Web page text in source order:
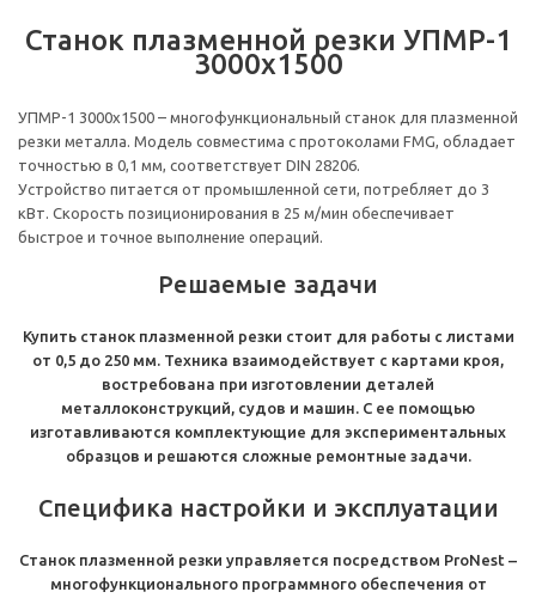
Станок плазменной резки УПМР-1
3000х1500
УПМР-1 3000х1500 – многофункциональный станок для плазменной
резки металла. Модель совместима с протоколами FMG, обладает
точностью в 0,1 мм, соответствует DIN 28206.
Устройство питается от промышленной сети, потребляет до 3
кВт. Скорость позиционирования в 25 м/мин обеспечивает
быстрое и точное выполнение операций.
Решаемые задачи
Купить станок плазменной резки стоит для работы с листами
от 0,5 до 250 мм. Техника взаимодействует с картами кроя,
востребована при изготовлении деталей
металлоконструкций, судов и машин. С ее помощью
изготавливаются комплектующие для экспериментальных
образцов и решаются сложные ремонтные задачи.
Специфика настройки и эксплуатации
Станок плазменной резки управляется посредством ProNest –
многофункционального программного обеспечения от